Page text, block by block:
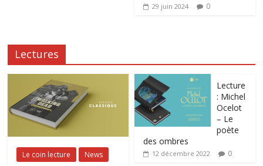
29 juin 2024 0
Lectures
Le coin lecture News
Lecture
: Michel
Ocelot
– Le
poète
des ombres
12 décembre 2022 0